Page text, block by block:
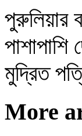
পুরুলিয়ার
মুদ্রিত
More